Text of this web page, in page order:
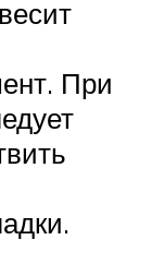
При